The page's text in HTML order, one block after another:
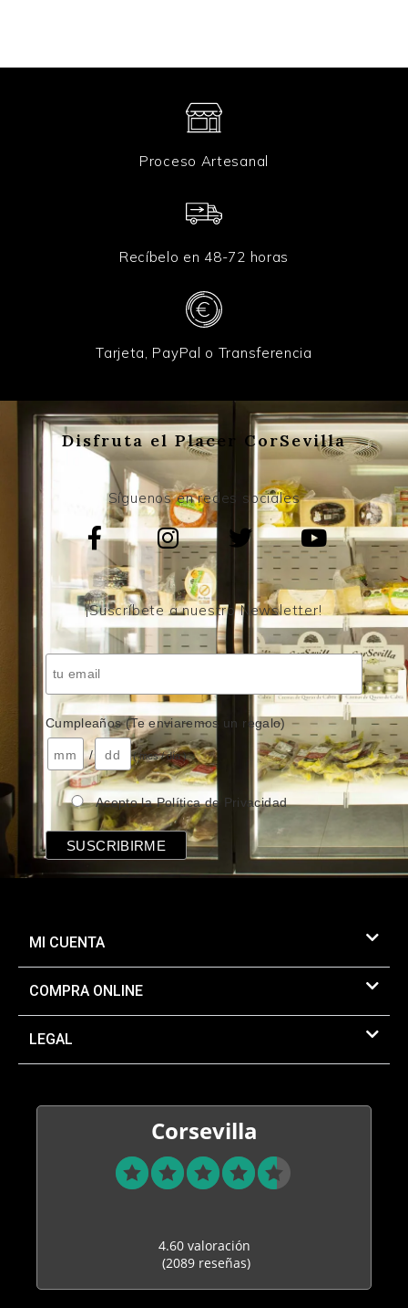
Proceso Artesanal
Recíbelo en 48-72 horas
Tarjeta, PayPal o Transferencia
Disfruta el Placer CorSevilla
Síguenos en redes sociales
¡Suscríbete a nuestro Newsletter!
Cumpleaños (Te enviaremos un regalo)
/ ( mes / día )
Acepto la Política de Privacidad
MI CUENTA
COMPRA ONLINE
LEGAL
Corsevilla
4.60 valoración
(2089 reseñas)